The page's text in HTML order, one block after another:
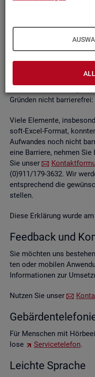
kon­ti­nu­ier­lich
Die Web­sei­ten sind mit
Grün­den nicht
Viele Ele­men­te,
soft-Excel-For­mat,
Auf­wan­des noch nicht
eine Bar­rie­re, neh­men
Sie unser
(0)911/179-3632. Wir
ent­spre­chend die
stel­len.
Diese Er­klä­rung wurde
Feed­back und
Sie möch­ten uns
ten oder mo­bi­len
In­for­ma­tio­nen zur
Nut­zen Sie unser
Für Men­schen mit
lo­se
Ser­vice­te­le­fon.
Leich­te Spra­che